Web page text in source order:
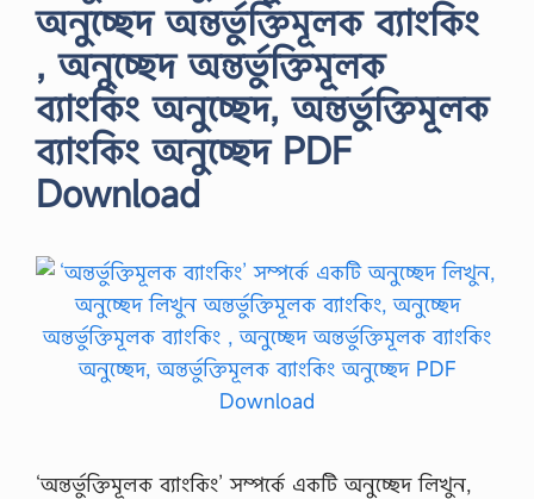
অনুচ্ছেদ অন্তর্ভুক্তিমূলক ব্যাংকিং
, অনুচ্ছেদ অন্তর্ভুক্তিমূলক
ব্যাংকিং অনুচ্ছেদ, অন্তর্ভুক্তিমূলক
ব্যাংকিং অনুচ্ছেদ PDF
Download
‘অন্তর্ভুক্তিমূলক ব্যাংকিং’ সম্পর্কে একটি অনুচ্ছেদ লিখুন,